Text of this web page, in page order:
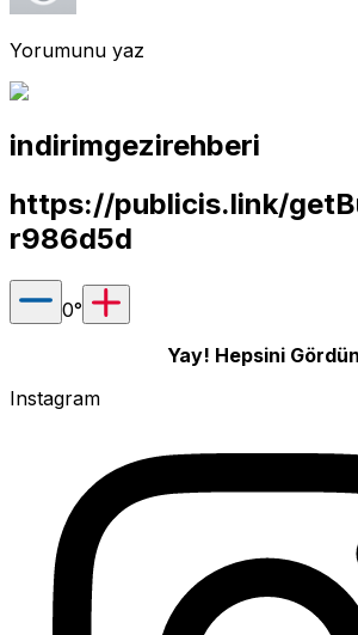
Yorumunu yaz
indirimgezirehberi
https://publicis.link/
r986d5d
0°
Yay! Hepsini
Instagram